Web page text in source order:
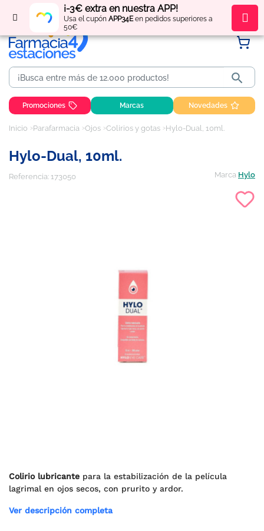
¡-3€ extra en nuestra APP!
Usa el cupón APP34Een pedidos superiores a
50€
Regístratey obténpuntos por tus compras

Promociones Marcas Novedades
Inicio Parafarmacia Ojos Colirios y gotas Hylo-Dual, 10ml.
Hylo-Dual, 10ml.
Referencia: 173050 Marca Hylo
Colirio lubricante para la estabilización de la película
lagrimal en ojos secos, con prurito y ardor.
Ver descripción completa